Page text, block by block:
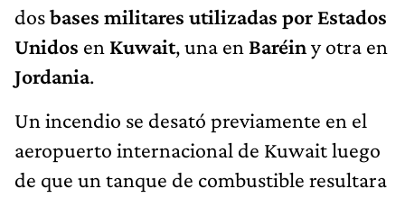
dosbases militares utilizadas por Estados
Unidos en Kuwait, una en Baréiny otra en
Jordania.
Un incendio se desató previamente en el
aeropuerto internacional de Kuwait luego
de que un tanque de combustible resultara